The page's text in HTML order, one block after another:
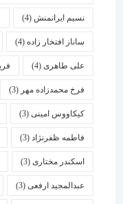
نسیم ایرانمنش(4) سید
ساناز افتخار زاده(4)
علی طاهری(4) فرید نائینی
فرخ محمدزاده مهر(3)
کیکاووس امینی(3) شهاب
فاطمه ظفرنژاد(3) کتایون
اسكندر مختاری (3)
عبدالمجید ارفعی(3)